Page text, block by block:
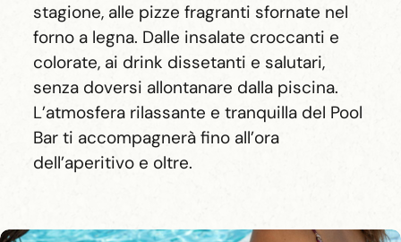
stagione, alle pizze fragranti sfornate nel
forno a legna. Dalle insalate croccanti e
colorate, ai drink dissetanti e salutari,
senza doversi allontanare dalla piscina.
L’atmosfera rilassante e tranquilla del Pool
Bar ti accompagnerà fino all’ora
dell’aperitivo e oltre.